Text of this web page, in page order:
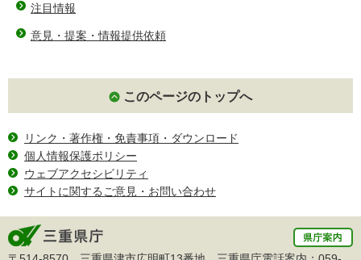
注目情報
意見・提案・情報提供依頼
このページのトップへ
リンク・著作権・免責事項・ダウンロード
個人情報保護ポリシー
ウェブアクセシビリティ
サイトに関するご意見・お問い合わせ